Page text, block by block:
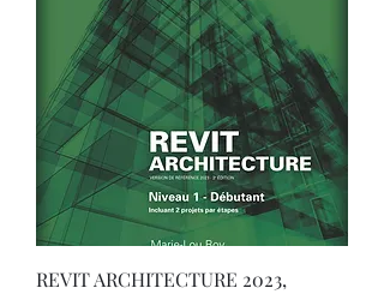
REVIT ARCHITECTURE 2023,